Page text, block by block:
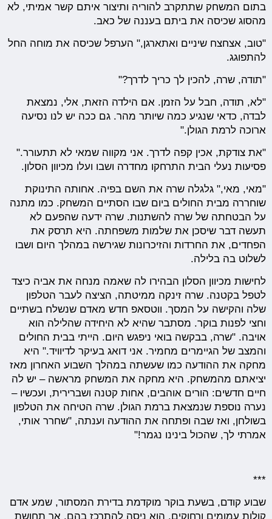
בתום המשחק שתתקרב להוריה ותיצור איתם קשר אמיתי, לא
מהסוג שכיסה את ביתם בעננה של כאב.
"טוב, אצחצח שיניים ואתארגן," הערפל שכיסה את מוחה החל
להתפוגג.
"תודה, שרה, להכין לך כריך לדרך?"
"לא, תודה, חבל על הזמן. אם הילדה הזאת, אלי, נמצאת
לבדה, כדאי שנגיע כמה שיותר מהר. גם ככה יש לנו נסיעה
ארוכה לרמת הגולן."
"את צודקת, אכין קפה לדרך. אני מקווה שמאי לא תתעורר."
פסיעות נעלי הבית התרחקו מחדרה ושבו ועלו מכיוון הסלון.
"מאי, מאי," גלגלה שרה את השם בפיה. אחותה התינוקת
שוחררה מבית החולים ביום שבו הסתיים המשחק. כמו מתנה
על הבטחתה של שרה להשתנות. שרה ידעה שהפעם לא
תעשה דבר שיסכן את שלמות משפחתה. היא תרסק את
הפחדים, את החרדות והזיכרונות שגירשה במהלך היום ושבו
לשלוט בה בלילה.
לחישות מכיוון הסלון הבהירו לה שאמה מנחה את אביה כיצד
לטפל בקטנה. שרה זינקה ממיטתה, הציצה לעבר הטלפון
שלה והקישה על המסך. ווטסאפ חדש מאדם שנשלח בשתיים
וחצי לפנות בוקר. מסתבר שהיא לא היחידה שהלילה הוא
אויבה. "שרה, בבקשה בואי ניפגש היום. הייתי בבית החולים
והמצב של הגיימרים מחמיר. אני דואג בעיקר לדיוויד." היא
מחקה את ההודעה כמו שעשתה במהלך השבוע האחרון מאז
יציאתם מהמשחק. היא מחקה את המשחק מראשה – יש לה
חיים חדשים: הורים אוהבים, אחות קטנה ושברירית, ועכשיו –
נערה נוספת שנמצאת ברמת הגולן. שרה הטיחה את הטלפון
בשולחן, ואז שבה ופתחה את ההודעה וענתה, "שחרר אותי,
אמרתי לך, שהכול בינינו נגמר!"
***
שבוע קודם, בשעת בוקר מוקדמת בדירת המסתור, שמע אדם
קולות עמומים ורחוקים. הוא ניסה להתרכז בהם, אך תחושת